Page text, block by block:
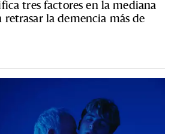
tres factores en la mediana
la demencia más de